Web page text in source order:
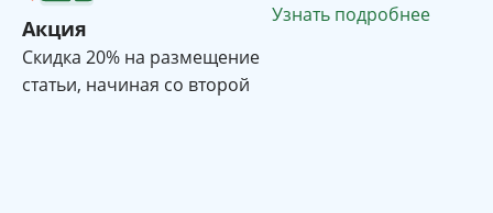
Акция
Cкидка 20% на размещение
статьи, начиная со второй
Узнать подробнее